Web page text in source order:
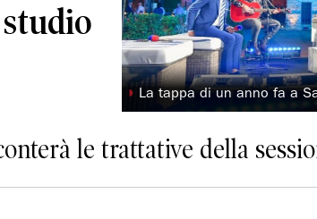
◗ La tappa di un anno fa a
le trattative della